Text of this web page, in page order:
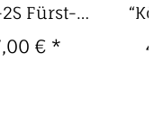
Fürst-
Horn
€ *